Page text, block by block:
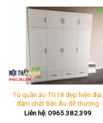
Tủ quần áo TG18 đẹp hiện đại,
đậm chất Bắc Âu dễ thương
Liên hệ: 0965.382.399